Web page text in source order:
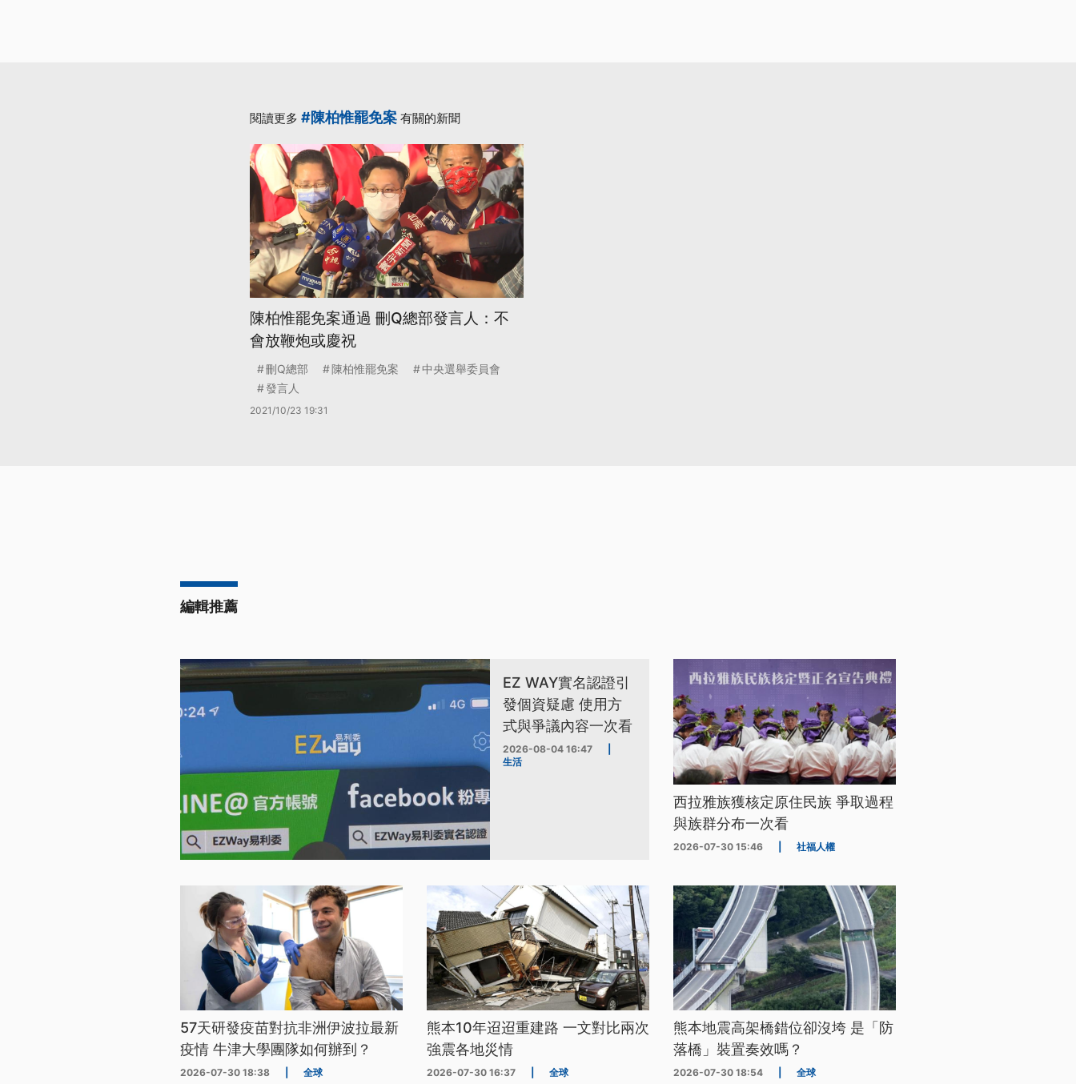
閱讀更多 #陳柏惟罷免案 有關的新聞
陳柏惟罷免案通過 刪Q總部發言人：不
會放鞭炮或慶祝
刪Q總部 陳柏惟罷免案
中央選舉委員會
發言人
2021/10/23 19:31
編輯推薦
EZ WAY實名認證引
發個資疑慮 使用方
式與爭議內容一次看
2026-08-04 16:47
生活
西拉雅族獲核定原住民族 爭取過程
與族群分布一次看
2026-07-30 15:46 社福人權
57天研發疫苗對抗非洲伊波拉最新
疫情 牛津大學團隊如何辦到？
2026-07-30 18:38 全球
熊本10年迢迢重建路 一文對比兩次
強震各地災情
2026-07-30 16:37 全球
熊本地震高架橋錯位卻沒垮 是「防
落橋」裝置奏效嗎？
2026-07-30 18:54 全球